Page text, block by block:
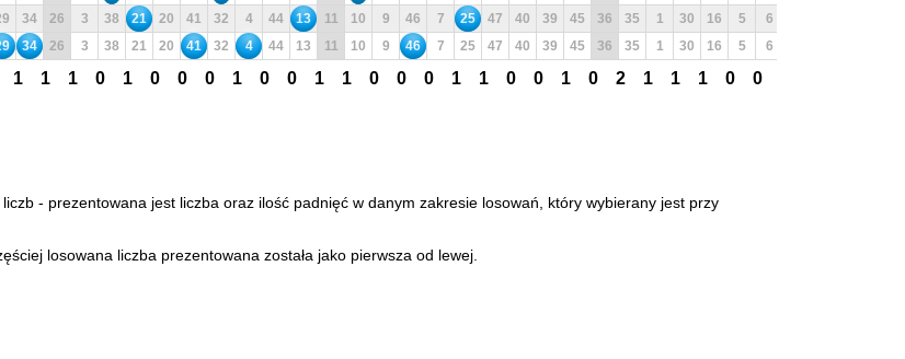
34 26 3 38 21 20 41 32 4 44 13 11 10 9 46 7 25 47 40 39 45 36 35 1 30 16 5 6
34 26 3 38 21 20 41 32 4 44 13 11 10 9 46 7 25 47 40 39 45 36 35 1 30 16 5 6
1 1 1 0 1 0 0 0 1 0 0 1 1 0 0 0 1 1 0 0 1 0 2 1 1 1 0 0
- prezentowana jest liczba oraz ilość padnięć w danym zakresie losowań, który wybierany jest przy
losowana liczba prezentowana została jako pierwsza od lewej.